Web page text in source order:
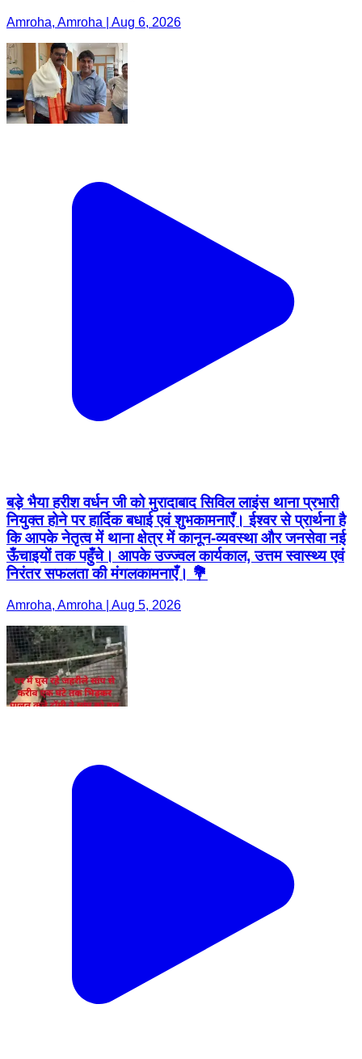
Amroha, Amroha | Aug 6, 2026
बड़े भैया हरीश वर्धन जी को मुरादाबाद सिविल लाइंस थाना प्रभारी
नियुक्त होने पर हार्दिक बधाई एवं शुभकामनाएँ। ईश्वर से प्रार्थना है
कि आपके नेतृत्व में थाना क्षेत्र में कानून-व्यवस्था और जनसेवा नई
ऊँचाइयों तक पहुँचे। आपके उज्ज्वल कार्यकाल, उत्तम स्वास्थ्य एवं
निरंतर सफलता की मंगलकामनाएँ। 💐
Amroha, Amroha | Aug 5, 2026